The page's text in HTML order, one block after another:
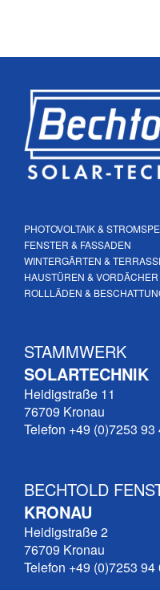
PHOTOVOLTAIK &
FENSTER & FASSADEN
WINTERGÄRTEN &
HAUSTÜREN & VORDÄCHER
ROLLLÄDEN &
STAMMWERK
SOLARTECHNIK
Heidigstraße 11
76709 Kronau
Telefon +49 (0)7253 93
BECHTOLD
KRONAU
Heidigstraße 2
76709 Kronau
Telefon +49 (0)7253 94